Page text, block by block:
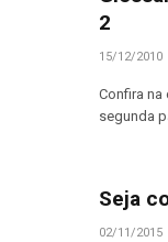
2
15/12/2010
Confira na
segunda
Seja
02/11/2015